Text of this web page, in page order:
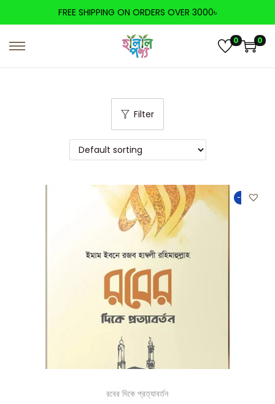
FREE SHIPPING ON ORDERS OVER 3000৳
0 0
Filter
-50%
রবের দিকে প্রত্যাবর্তন